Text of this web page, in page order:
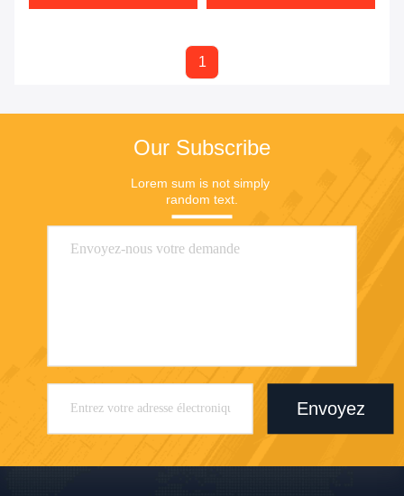
1
Our Subscribe
Lorem sum is not simply
random text.
Envoyez